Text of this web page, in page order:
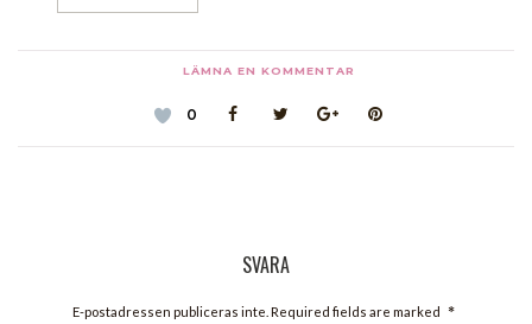
LÄMNA EN KOMMENTAR
0
SVARA
E-postadressen publiceras inte. Required fields are marked *